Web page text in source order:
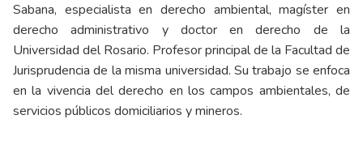
Sabana, especialista en derecho ambiental, magíster en
derecho administrativo y doctor en derecho de la
Universidad del Rosario. Profesor principal de la Facultad de
Jurisprudencia de la misma universidad. Su trabajo se enfoca
en la vivencia del derecho en los campos ambientales, de
servicios públicos domiciliarios y mineros.